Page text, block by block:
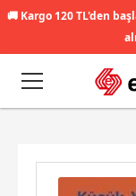
🚚 Kargo 120 TL'den